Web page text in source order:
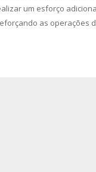
um esforço
as operações